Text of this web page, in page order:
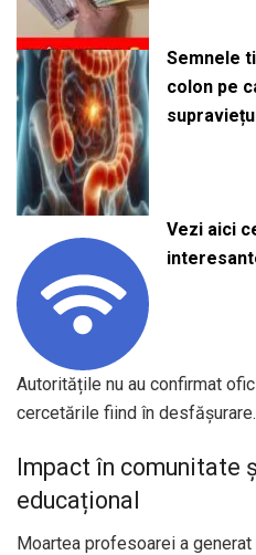
Semnele
colon pe
Vezi aici
Autoritățile nu au confirmat
cercetările fiind în desfășurare.
Impact în comunitate
educațional
Moartea profesoarei a